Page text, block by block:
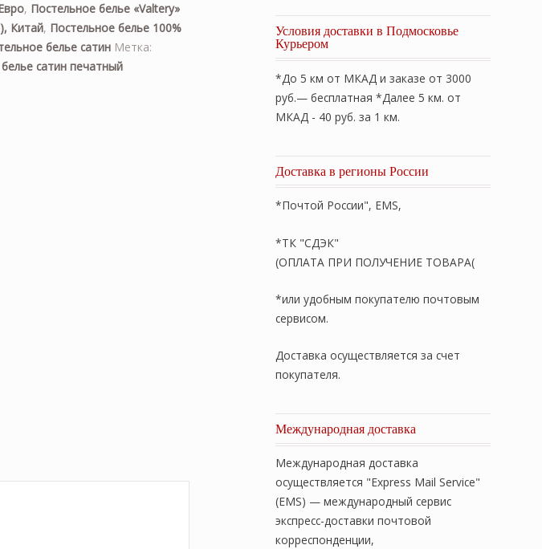
, Постельное белье «Valtery»
Китай, Постельное белье 100%
белье сатин Метка:
сатин печатный
Условия доставки в Подмосковье
Курьером
*До 5 км от МКАД и заказе от 3000
руб.— бесплатная *Далее 5 км. от
МКАД - 40 руб. за 1 км.
Доставка в регионы России
*Почтой России", EMS,
*ТК "СДЭК"
(ОПЛАТА ПРИ ПОЛУЧЕНИЕ ТОВАРА(
*или удобным покупателю почтовым
сервисом.
Доставка осуществляется за счет
покупателя.
Международная доставка
Международная доставка
осуществляется "Express Mail Service"
(EMS) — международный сервис
экспресс-доставки почтовой
корреспонденции,